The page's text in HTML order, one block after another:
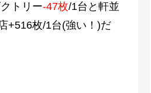
トリー-47枚/1台と軒並
+516枚/1台(強い！)だ